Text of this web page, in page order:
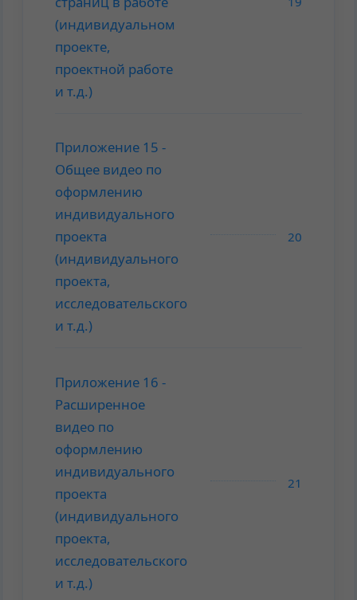
(индивидуальном
проекте,
проектной работе
и т.д.)
Приложение 15 -
Общее видео по
оформлению
индивидуального
проекта
(индивидуального
проекта,
исследовательского
и т.д.)
20
Приложение 16 -
Расширенное
видео по
оформлению
индивидуального
проекта
(индивидуального
проекта,
исследовательского
и т.д.)
21